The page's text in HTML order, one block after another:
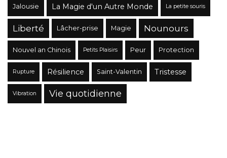
Jalousie La Magie d'un Autre Monde La petite souris
Liberté Lâcher-prise Magie Nounours
Nouvel an Chinois Petits Plaisirs Peur Protection
Rupture Résilience Saint-Valentin Tristesse
Vibration Vie quotidienne